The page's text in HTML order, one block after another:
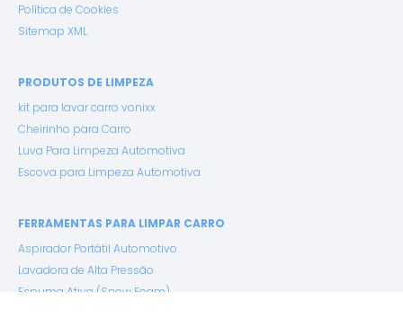
Política de Cookies
Sitemap XML
PRODUTOS DE LIMPEZA
kit para lavar carro vonixx
Cheirinho para Carro
Luva Para Limpeza Automotiva
Escova para Limpeza Automotiva
FERRAMENTAS PARA LIMPAR CARRO
Aspirador Portátil Automotivo
Lavadora de Alta Pressão
Espuma Ativa (Snow Foam)